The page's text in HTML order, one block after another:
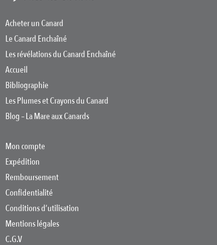
Acheter un Canard
Le Canard Enchaîné
Les révélations du Canard Enchaîné
Accueil
Bibliographie
Les Plumes et Crayons du Canard
Blog – La Mare aux Canards
Mon compte
Expédition
Remboursement
Confidentialité
Conditions d’utilisation
Mentions légales
C.G.V